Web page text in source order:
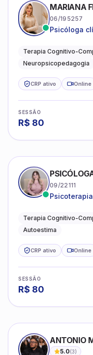
MARIANA
06/195257
Psicóloga
do
Terapia Cognitivo-
Neuropsicopedagogia
CRP ativo Online
SESSÃO
R$ 80
09/22111
o cotidiano
Terapia Cognitivo-
Autoestima
CRP ativo Online
SESSÃO
R$ 80
ANTONIO
5.0(3)